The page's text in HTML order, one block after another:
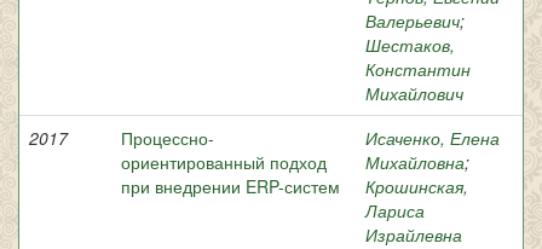
Валерьевич;
Шестаков,
Константин
Михайлович
2017
Процессно-
ориентированный подход
при внедрении ERP-систем
Исаченко, Елена
Михайловна;
Крошинская,
Лариса
Израйлевна